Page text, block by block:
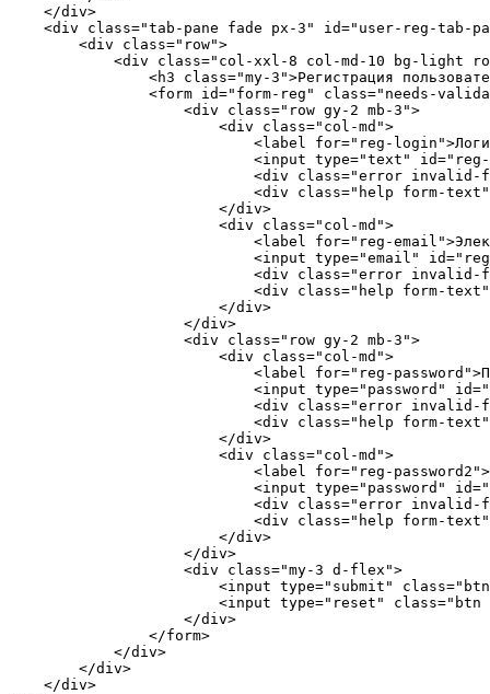
    </div>
<div class="tab-pane fade px-3" id="user-reg-tab-
        <div class="row">
<div class="col-xxl-8 col-md-10 bg-light
<h3 class="my-3">Регистрация
<form id="form-reg" class="needs-
                    <div class="row gy-2 mb-3">
                        <div class="col-md">
<label for="reg-
<input type="text"
<div class="error
<div class="help form-
                        </div>
                        <div class="col-md">
<label for="reg-
<input type="email"
<div class="error
<div class="help form-
                        </div>
                    </div>
                    <div class="row gy-2 mb-3">
                        <div class="col-md">
<label for="reg-
<input type="password"
<div class="error
<div class="help form-
                        </div>
                        <div class="col-md">
<label for="reg-
<input type="password"
<div class="error
<div class="help form-
                        </div>
                    </div>
                    <div class="my-3 d-flex">
<input type="submit"
<input type="reset"
                    </div>
                </form>
            </div>
        </div>
    </div>